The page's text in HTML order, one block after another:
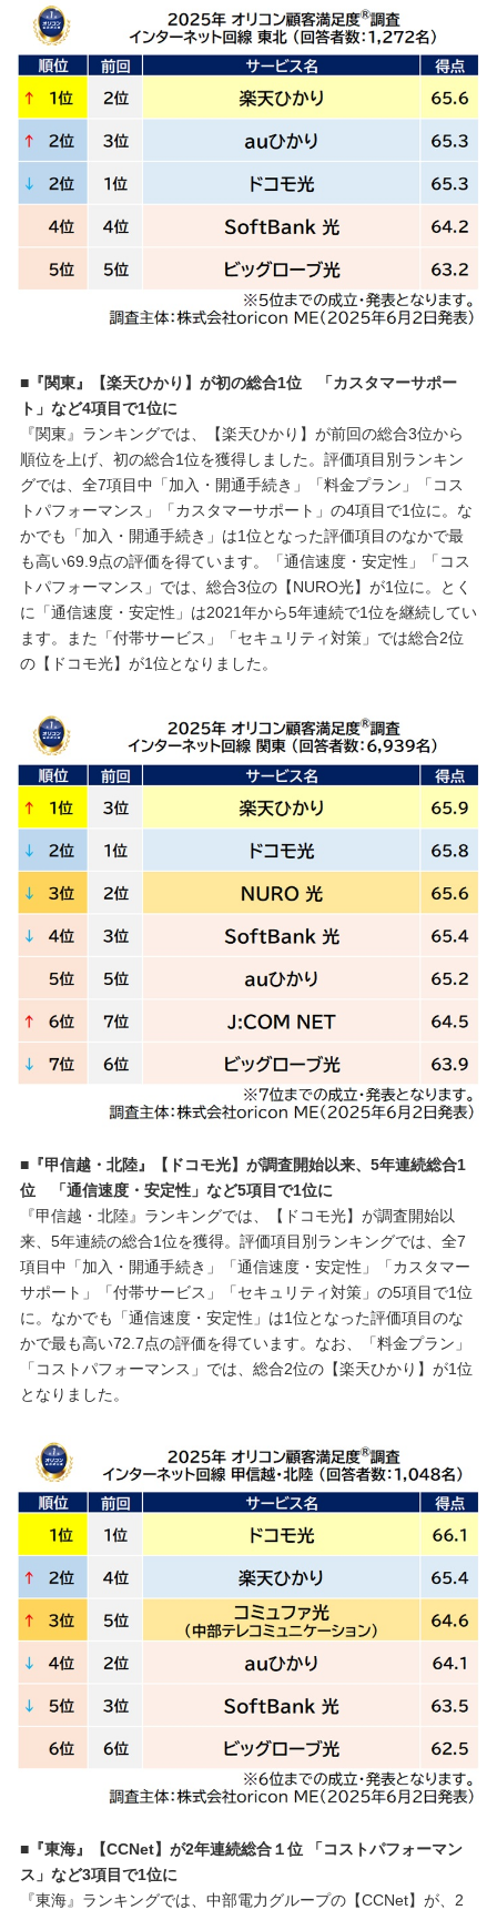
■『関東』【楽天ひかり】が初の総合1位 「カスタマーサポー
ト」など4項目で1位に
『関東』ランキングでは、【楽天ひかり】が前回の総合3位から
順位を上げ、初の総合1位を獲得しました。評価項目別ランキン
グでは、全7項目中「加入・開通手続き」「料金プラン」「コス
トパフォーマンス」「カスタマーサポート」の4項目で1位に。な
かでも「加入・開通手続き」は1位となった評価項目のなかで最
も高い69.9点の評価を得ています。「通信速度・安定性」「コス
トパフォーマンス」では、総合3位の【NURO光】が1位に。とく
に「通信速度・安定性」は2021年から5年連続で1位を継続してい
ます。また「付帯サービス」「セキュリティ対策」では総合2位
の【ドコモ光】が1位となりました。
■『甲信越・北陸』【ドコモ光】が調査開始以来、5年連続総合1
位 「通信速度・安定性」など5項目で1位に
『甲信越・北陸』ランキングでは、【ドコモ光】が調査開始以
来、5年連続の総合1位を獲得。評価項目別ランキングでは、全7
項目中「加入・開通手続き」「通信速度・安定性」「カスタマー
サポート」「付帯サービス」「セキュリティ対策」の5項目で1位
に。なかでも「通信速度・安定性」は1位となった評価項目のな
かで最も高い72.7点の評価を得ています。なお、「料金プラン」
「コストパフォーマンス」では、総合2位の【楽天ひかり】が1位
となりました。
■『東海』【CCNet】が2年連続総合１位 「コストパフォーマン
ス」など3項目で1位に
『東海』ランキングでは、中部電力グループの【CCNet】が、2